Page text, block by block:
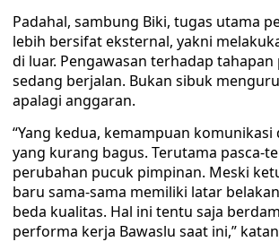
Padahal, sambung Biki, tugas utama
lebih bersifat eksternal, yakni
di luar. Pengawasan terhadap tahapan
sedang berjalan. Bukan sibuk
apalagi anggaran.
“Yang kedua, kemampuan
yang kurang bagus. Terutama pasca-
perubahan pucuk pimpinan. Meski
baru sama-sama memiliki latar
beda kualitas. Hal ini tentu saja
performa kerja Bawaslu saat ini,”